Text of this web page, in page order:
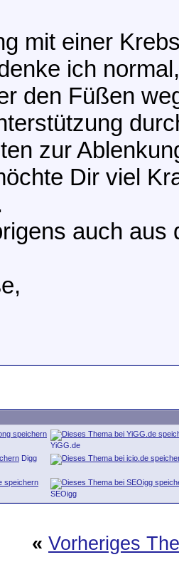
mit einer
ich
den Füßen
zur
Dir viel
auch aus
YiGG.de
Digg
SEOigg
« Vorheriges